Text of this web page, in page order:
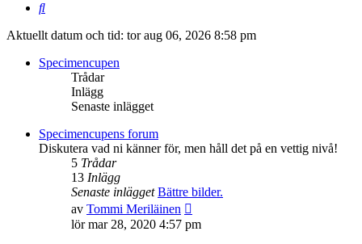
Sök
Aktuellt datum och tid: tor aug 06, 2026 8:58 pm
Specimencupen
Trådar
Inlägg
Senaste inlägget
Specimencupens forum
Diskutera vad ni känner för, men håll det på en vettig nivå!
5 Trådar
13 Inlägg
Senaste inlägget Bättre bilder.
av Tommi Meriläinen
till
lör mar 28, 2020 4:57 pm